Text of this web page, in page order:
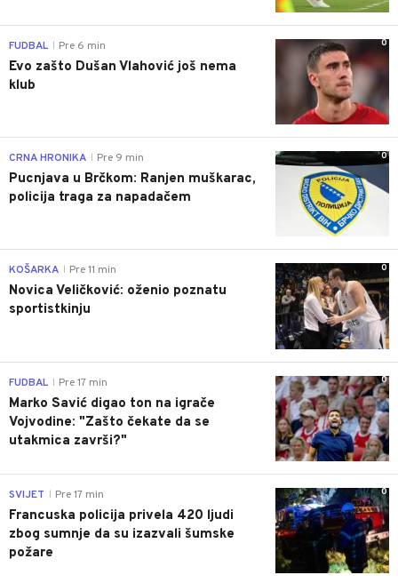
0
FUDBAL Pre 6 min
Evo zašto Dušan Vlahović još nema
klub
0
CRNA HRONIKA Pre 9 min
Pucnjava u Brčkom: Ranjen muškarac,
policija traga za napadačem
0
KOŠARKA Pre 11 min
Novica Veličković: oženio poznatu
sportistkinju
0
FUDBAL Pre 17 min
Marko Savić digao ton na igrače
Vojvodine: "Zašto čekate da se
utakmica završi?"
0
SVIJET Pre 17 min
Francuska policija privela 420 ljudi
zbog sumnje da su izazvali šumske
požare